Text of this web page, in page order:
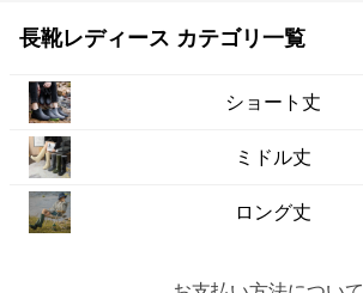
長靴レディース カテゴリ一覧
ショート丈
ミドル丈
ロング丈